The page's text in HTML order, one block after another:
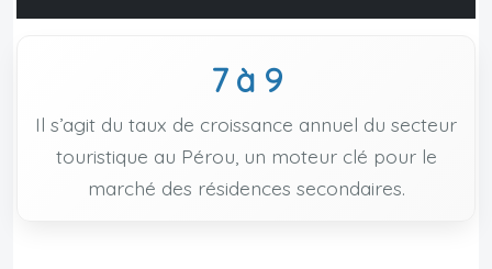
7 à 9
Il s’agit du taux de croissance annuel du secteur
touristique au Pérou, un moteur clé pour le
marché des résidences secondaires.